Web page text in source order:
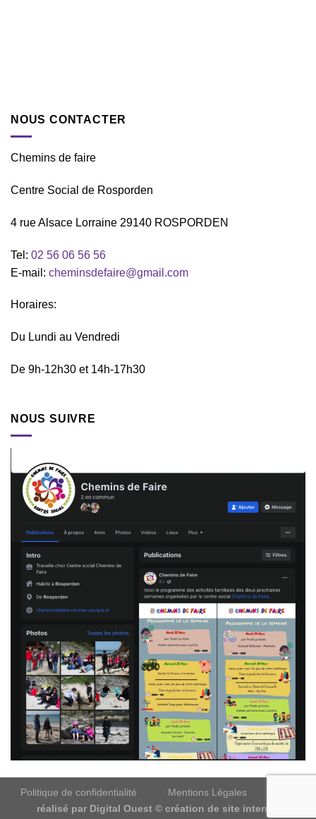
NOUS CONTACTER
Chemins de faire
Centre Social de Rosporden
4 rue Alsace Lorraine 29140 ROSPORDEN
Tel: 02 56 06 56 56
E-mail: cheminsdefaire@gmail.com
Horaires:
Du Lundi au Vendredi
De 9h-12h30 et 14h-17h30
NOUS SUIVRE
Politique de confidentialité Mentions Légales
réalisé par Digital Ouest © création de site internet